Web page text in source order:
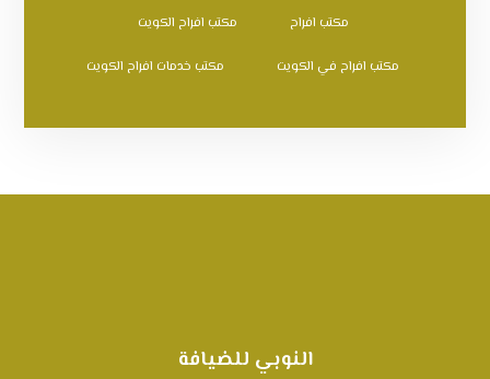
مكتب افراح مكتب افراح الكويت
مكتب افراح في الكويت مكتب خدمات افراح الكويت
النوبي للضيافة